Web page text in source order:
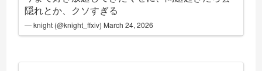
隠れとか、クソすぎる
— knight (@knight_ffxiv) March 24, 2026